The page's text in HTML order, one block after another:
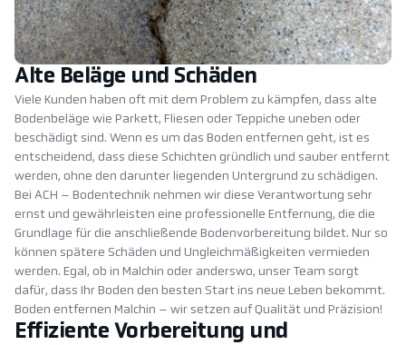
Alte Beläge und Schäden
Viele Kunden haben oft mit dem Problem zu kämpfen, dass alte
Bodenbeläge wie Parkett, Fliesen oder Teppiche uneben oder
beschädigt sind. Wenn es um das Boden entfernen geht, ist es
entscheidend, dass diese Schichten gründlich und sauber entfernt
werden, ohne den darunter liegenden Untergrund zu schädigen.
Bei ACH – Bodentechnik nehmen wir diese Verantwortung sehr
ernst und gewährleisten eine professionelle Entfernung, die die
Grundlage für die anschließende Bodenvorbereitung bildet. Nur so
können spätere Schäden und Ungleichmäßigkeiten vermieden
werden. Egal, ob in Malchin oder anderswo, unser Team sorgt
dafür, dass Ihr Boden den besten Start ins neue Leben bekommt.
Boden entfernen Malchin – wir setzen auf Qualität und Präzision!
Effiziente Vorbereitung und